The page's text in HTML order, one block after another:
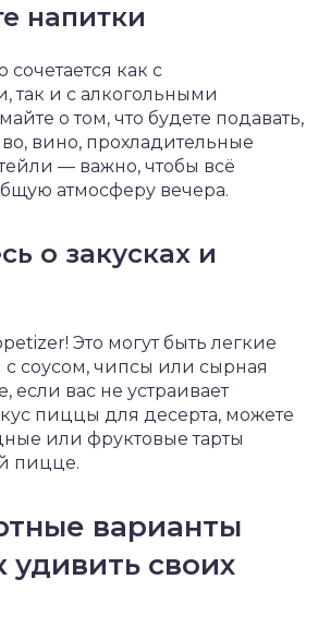
напитки
как с
так и с алкогольными
о том, что будете подавать,
вино, прохладительные
— важно, чтобы всё
атмосферу вечера.
о закусках и
Это могут быть легкие
соусом, чипсы или сырная
если вас не устраивает
пиццы для десерта, можете
или фруктовые тарты
пицце.
варианты
удивить своих